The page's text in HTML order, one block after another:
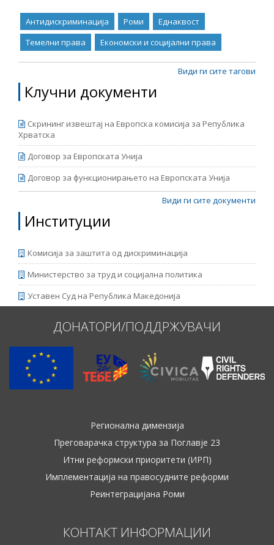
Антидискриминација Роми
Еднаквост
Темелни права
Економски и социјални права
Види ги сите тагови
Клучни документи
Скрининг извештај на Европска комисија за Република
Хрватска
Договор за Европската Унија
Договор за функционирањето на Европската Унија
Види ги сите документи
Институции
Комисија за заштита од дискриминација
Министерство за труд и социјална политика
Уставен Суд на Република Македонија
ДОНАТОРИ/ПОДДРЖУВАЧИ
Регионална димензија
Преговарачка структура за Поглавје 23
Итни реформски приоритети (ИРП)
Имплементација на правосудните реформи
Реинтеграцијана Роми
КОНТАКТ ИНФОРМАЦИИ